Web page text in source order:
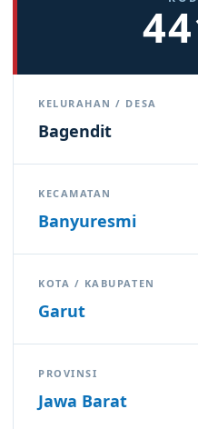
KELURAHAN / DESA
Bagendit
KECAMATAN
Banyuresmi
KOTA / KABUPATEN
Garut
PROVINSI
Jawa Barat